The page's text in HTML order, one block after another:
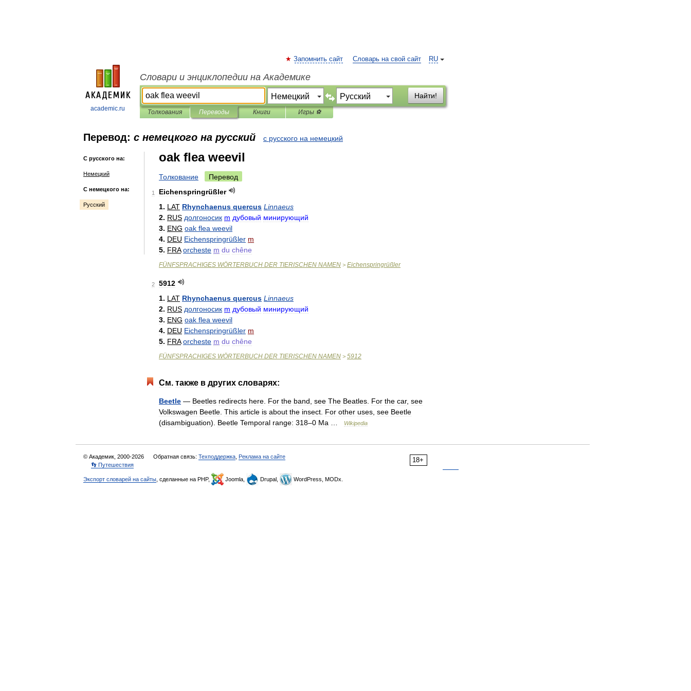
academic.ru
RU
Запомнить сайт Словарь на свой сайт
Словари и энциклопедии на Академике
Найти!
Толкования Переводы Книги Игры ⚽
Перевод: с немецкого на русский с русского на немецкий
С русского на:
Немецкий
С немецкого на:
Русский
oak flea weevil
Толкование Перевод
1
Eichenspringrüßler
1. LAT Rhynchaenus quercus Linnaeus
2. RUS долгоносик m дубовый минирующий
3. ENG oak flea weevil
4. DEU Eichenspringrüßler m
5. FRA orcheste m du chêne
FÜNFSPRACHIGES WÖRTERBUCH DER TIERISCHEN NAMEN > Eichenspringrüßler
2
5912
1. LAT Rhynchaenus quercus Linnaeus
2. RUS долгоносик m дубовый минирующий
3. ENG oak flea weevil
4. DEU Eichenspringrüßler m
5. FRA orcheste m du chêne
FÜNFSPRACHIGES WÖRTERBUCH DER TIERISCHEN NAMEN > 5912
См. также в других словарях:
Beetle — Beetles redirects here For the band see The Beatles For the car, see
Volkswagen Beetle This article is about the insect For other uses see Beetle
(disambiguation). Beetle Temporal range: 318–0 Ma Wikipedia
18+
© Академик, 2000-2026 Обратная связь: Техподдержка Реклама на сайте
👣 Путешествия
Экспорт словарей на сайты , сделанные на PHP, Joomla, Drupal, WordPress, MODx.